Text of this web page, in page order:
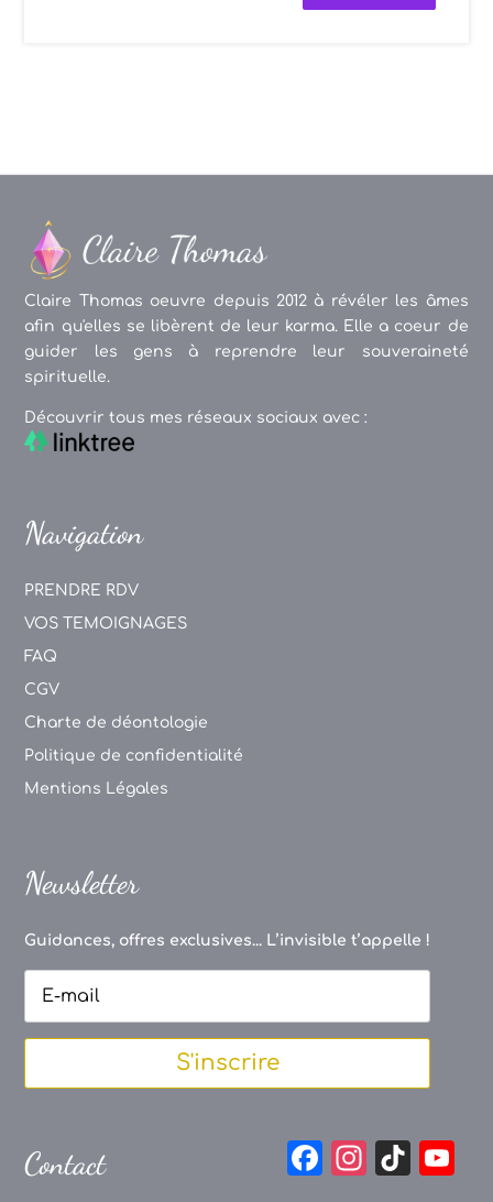
Claire Thomas oeuvre depuis 2012 à révéler les âmes
afin qu'elles se libèrent de leur karma. Elle a coeur de
guider les gens à reprendre leur souveraineté
spirituelle.
Découvrir tous mes réseaux sociaux avec :
Navigation
PRENDRE RDV
VOS TEMOIGNAGES
FAQ
CGV
Charte de déontologie
Politique de confidentialité
Mentions Légales
Newsletter
Guidances, offres exclusives... L’invisible t’appelle !
S'inscrire
Contact
F
In Ti